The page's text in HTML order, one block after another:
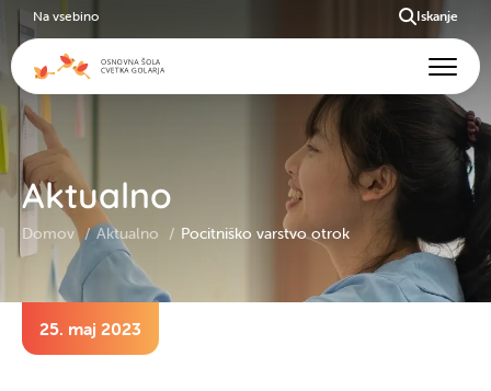
Aktualno
Domov Aktualno Pocitniško varstvo otrok
25. maj 2023
Na vsebino Iskanje